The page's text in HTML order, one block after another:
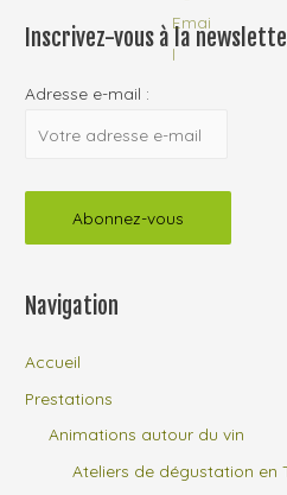
Inscrivez-vous à la
Adresse e-mail :
Navigation
Accueil
Prestations
Animations autour du vin
Ateliers de dégustation en